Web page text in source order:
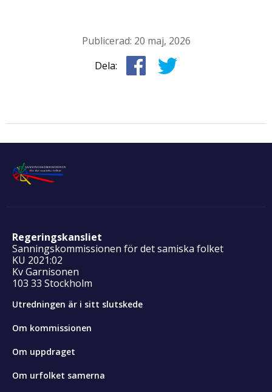
Publicerad: 20 maj, 2026
Dela:
Regeringskansliet
Sanningskommissionen för det samiska folket
KU 2021:02
Kv Garnisonen
103 33 Stockholm
Utredningen är i sitt slutskede
Om kommissionen
Om uppdraget
Om urfolket samerna